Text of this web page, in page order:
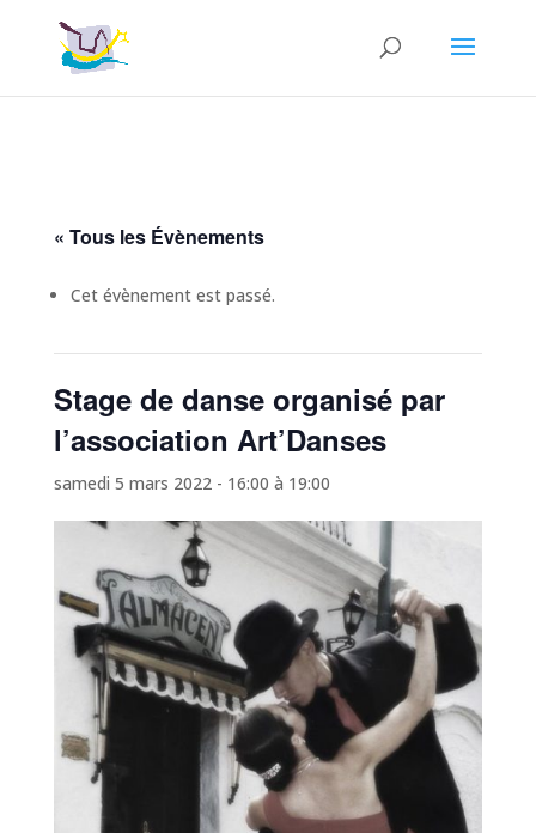
« Tous les Évènements
Cet évènement est passé.
Stage de danse organisé par
l’association Art’Danses
samedi 5 mars 2022 - 16:00 à 19:00